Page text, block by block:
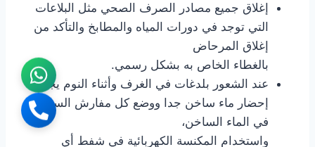
إغلاق جميع مصادر الصرف الصحي مثل البلاعات
التي توجد في دورات المياه والمطابخ والتأكد من
إغلاق المرحاض
بالغطاء الخاص به بشكل رسمي.
عند الشعور بلدغات في الغرف وأثناء النوم يجب
إحضار ماء ساخن جدا ووضع كل مفارش السرير
في الماء الساخن،
واستخدام المكنسة الكهربائية في شفط أي